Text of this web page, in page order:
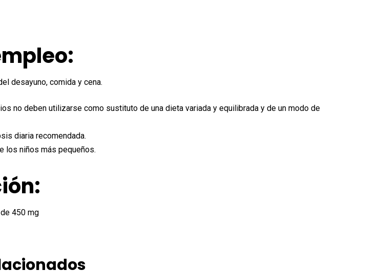
desayuno, comida y cena.
no deben utilizarse como sustituto de una dieta variada y equilibrada y de un modo de
diaria recomendada.
los niños más pequeños.
450 mg